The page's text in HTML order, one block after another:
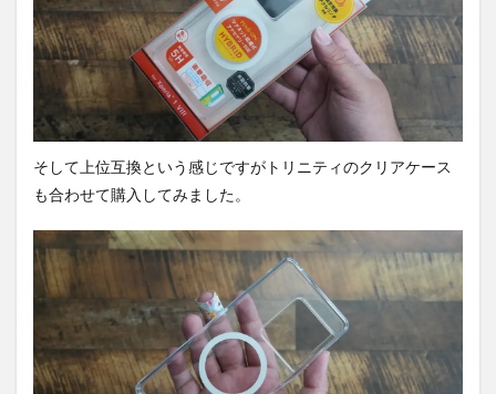
そして上位互換という感じですがトリニティのクリアケース
も合わせて購入してみました。